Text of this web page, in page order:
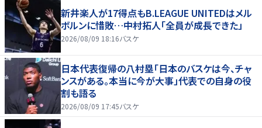
新井楽人が17得点もB.LEAGUE UNITEDはメル
ボルンに惜敗…中村拓人「全員が成長できた」
2026/08/09 18:16バスケ
日本代表復帰の八村塁「日本のバスケは今、チャ
ンスがある。本当に今が大事」代表での自身の役
割も語る
2026/08/09 17:45バスケ